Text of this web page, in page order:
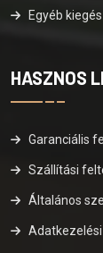
Egyéb
HASZNOS
Garanciális
Szállítási
Általános